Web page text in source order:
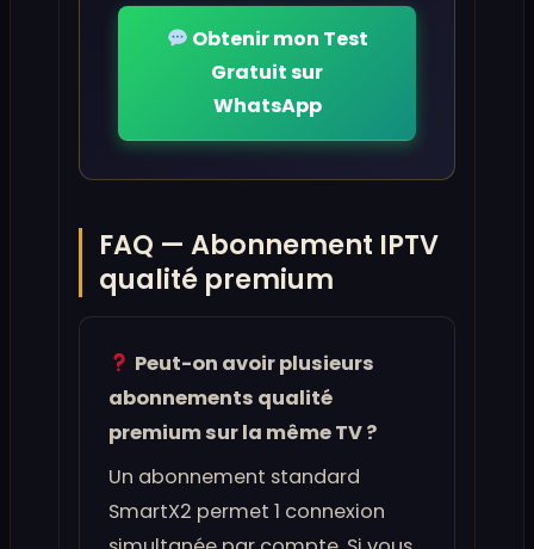
Obtenir mon Test
Gratuit sur
WhatsApp
FAQ — Abonnement IPTV
qualité premium
Peut-on avoir plusieurs
abonnements qualité
premium sur la même TV ?
Un abonnement standard
SmartX2 permet 1 connexion